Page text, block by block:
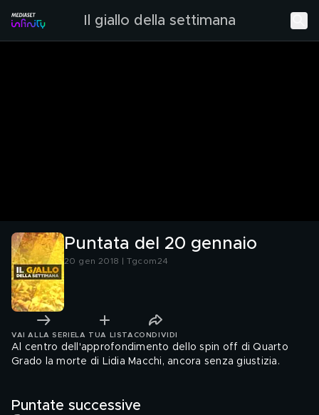
Il giallo della settimana
Puntata del 20 gennaio
20 gen 2018 | Tgcom24
VAI ALLA SERIE LA TUA LISTA CONDIVIDI
Al centro dell'approfondimento dello spin off di Quarto
Grado la morte di Lidia Macchi, ancora senza giustizia.
Puntate successive